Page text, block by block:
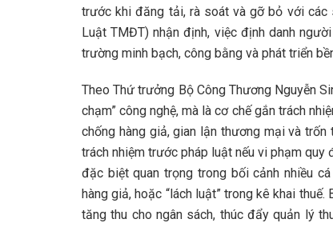
trước khi đăng tải, rà soát và gỡ bỏ với các
Luật TMĐT) nhận định, việc định danh
trường minh bạch, công bằng và phát triển
Theo Thứ trưởng Bộ Công Thương Nguyễn
chạm” công nghệ, mà là cơ chế gắn trách
chống hàng giả, gian lận thương mại và
trách nhiệm trước pháp luật nếu vi phạm quy
đặc biệt quan trọng trong bối cảnh nhiều
hàng giả, hoặc “lách luật” trong kê khai
tăng thu cho ngân sách, thúc đẩy quản lý